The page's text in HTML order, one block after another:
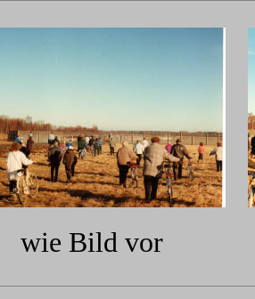
wie Bild vor